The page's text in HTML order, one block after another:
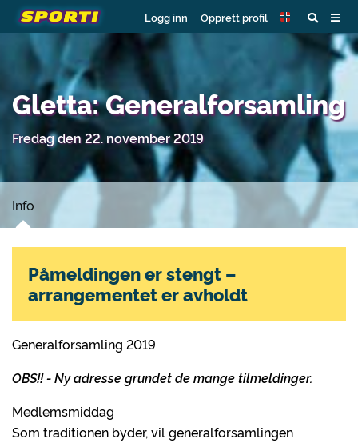
Logg inn Opprett profil
Gletta: Generalforsamling
Fredag den 22. november 2019
Info
Generalforsamling 2019
OBS!! - Ny adresse grundet de mange tilmeldinger.
Medlemsmiddag
Som traditionen byder, vil generalforsamlingen
Påmeldingen er stengt –
arrangementet er avholdt